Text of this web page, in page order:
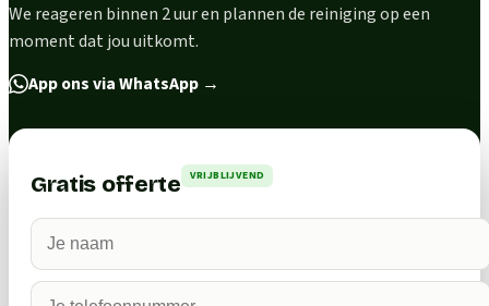
We reageren binnen 2 uur en plannen de reiniging op een
moment dat jou uitkomt.
App ons via WhatsApp →
Gratis offerte VRIJBLIJVEND